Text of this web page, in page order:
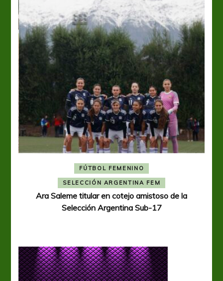
FÚTBOL FEMENINO
SELECCIÓN ARGENTINA FEM
Ara Saleme titular en cotejo amistoso de la
Selección Argentina Sub-17